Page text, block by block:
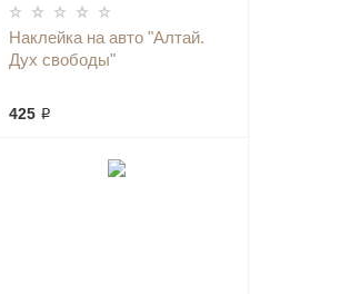
Наклейка на авто "Алтай.
Дух свободы"
425 ₽